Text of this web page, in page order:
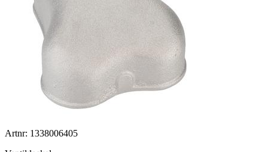
Artnr: 1338006405